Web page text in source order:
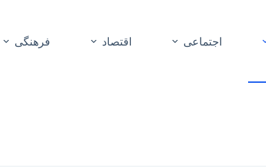
اجتماعی اقتصاد فرهنگی